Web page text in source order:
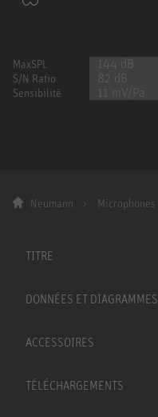
MaxSPL 144 dB
S/N Ratio 82 dB
Sensibilité 11 mV/Pa
Neumann Microphones
TITRE
DONNÉES ET DIAGRAMMES
ACCESSOIRES
TÉLÉCHARGEMENTS